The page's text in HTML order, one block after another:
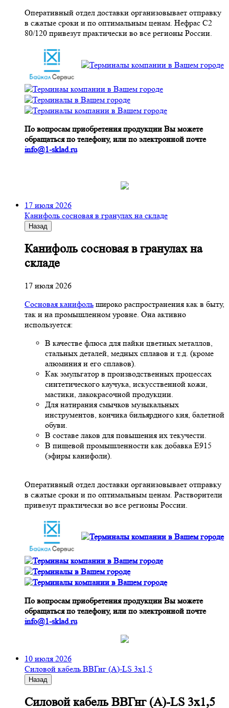
Оперативный отдел доставки организовывает отправку
в сжатые сроки и по оптимальным ценам. Нефрас С2
80/120 привезут практически во все регионы России.
По вопросам приобретения продукции Вы можете
обращаться по телефону, или по электронной почте
info@1-sklad.ru
17 июля 2026
Канифоль сосновая в гранулах на складе
Назад
Канифоль сосновая в гранулах на
складе
17 июля 2026
Сосновая канифоль широко распространения как в быту,
так и на промышленном уровне. Она активно
используется:
В качестве флюса для пайки цветных металлов,
стальных деталей, медных сплавов и т.д. (кроме
алюминия и его сплавов).
Как эмульгатор в производственных процессах
синтетического каучука, искусственной кожи,
мастики, лакокрасочной продукции.
Для натирания смычков музыкальных
инструментов, кончика бильярдного кия, балетной
обуви.
В составе лаков для повышения их текучести.
В пищевой промышленности как добавка Е915
(эфиры канифоли).
Оперативный отдел доставки организовывает отправку
в сжатые сроки и по оптимальным ценам. Растворители
привезут практически во все регионы России.
По вопросам приобретения продукции Вы можете
обращаться по телефону, или по электронной почте
info@1-sklad.ru
10 июля 2026
Cиловой кабель ВВГнг (A)-LS 3х1,5
Назад
Cиловой кабель ВВГнг (A)-LS 3х1,5